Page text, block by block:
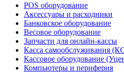
POS оборудование
Аксессуары и расходники
Банковское оборудование
Весовое оборудование
Запчасти для онлайн-кассы
Касса самообслуживания
Кассовое оборудование
Компьютеры и периферия